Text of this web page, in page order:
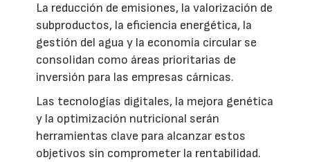
La reducción de emisiones, la valorización de
subproductos, la eficiencia energética, la
gestión del agua y la economía circular se
consolidan como áreas prioritarias de
inversión para las empresas cárnicas.
Las tecnologías digitales, la mejora genética
y la optimización nutricional serán
herramientas clave para alcanzar estos
objetivos sin comprometer la rentabilidad.